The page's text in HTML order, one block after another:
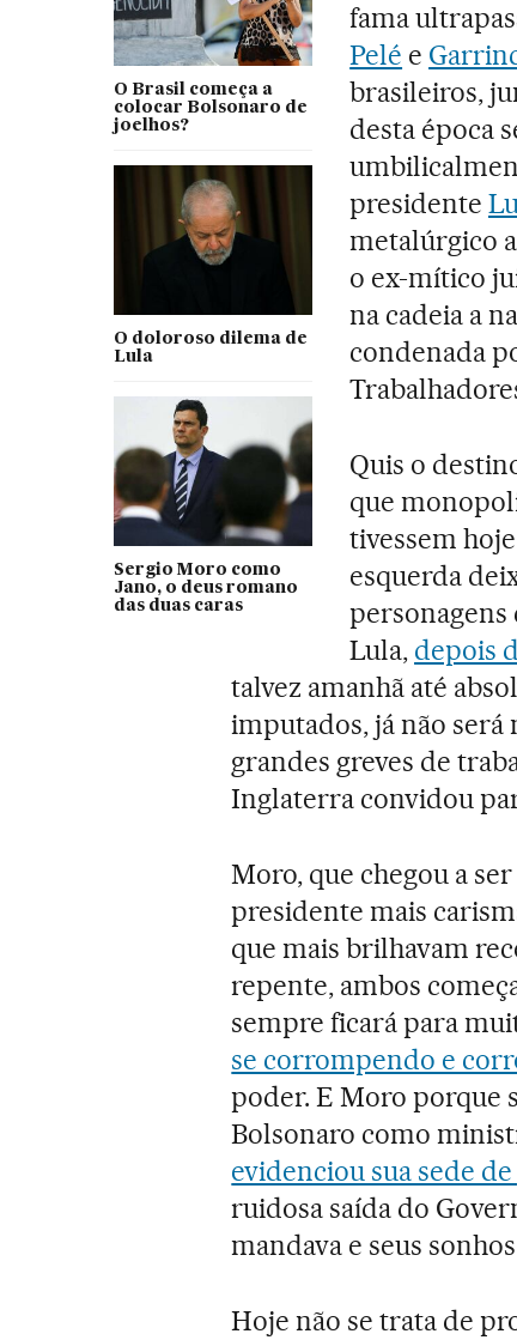
O Brasil começa a
colocar Bolsonaro de
joelhos?
O doloroso dilema de
Lula
Sergio Moro como
Jano, o deus romano
das duas caras
fama
Pelé e
brasileiros,
desta época
presidente
metalúrgico
o ex-mítico
na cadeia a
condenada
Quis o
que
tivessem
esquerda
personagens
Lula, depois
talvez amanhã até
imputados, já não será
grandes greves de
Inglaterra convidou
Moro, que chegou a
presidente mais
que mais brilhavam
repente, ambos
sempre ficará para
se corrompendo e
poder. E Moro porque
Bolsonaro como
evidenciou sua sede
ruidosa saída do
mandava e seus
Hoje não se trata de